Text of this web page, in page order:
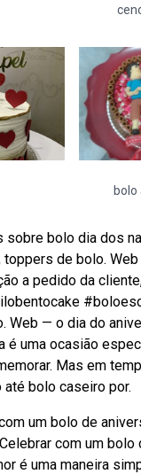
sobre bolo dia dos
toppers de bolo.
a pedido da
Web — o dia do
é uma ocasião
Mas em
bolo caseiro por.
um bolo de
com um
é uma maneira